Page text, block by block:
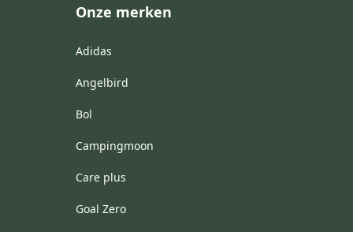
Onze merken
Adidas
Angelbird
Bol
Campingmoon
Care plus
Goal Zero